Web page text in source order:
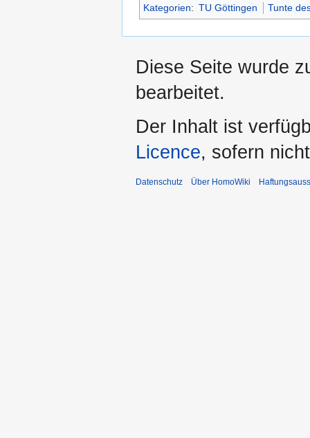
Kategorien: TU Göttingen Tunte
Diese Seite wurde
bearbeitet.
Der Inhalt ist
Licence, sofern
Datenschutz Über HomoWiki